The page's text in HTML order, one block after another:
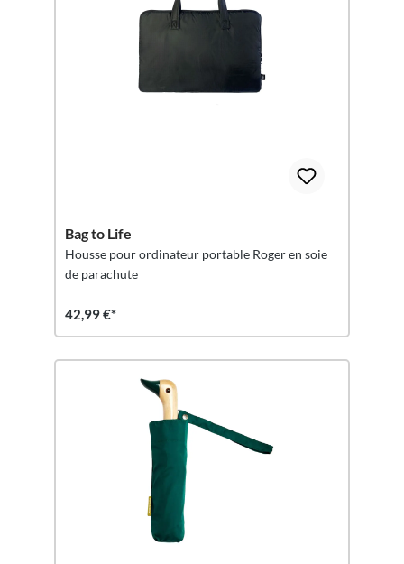
Bag to Life
Housse pour ordinateur portable Roger en soie
de parachute
42,99 €*